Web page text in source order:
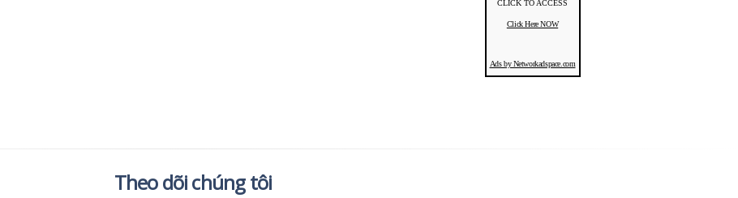
CLICK TO ACCESS
Click Here NOW
Ads by Networkadspace.com
Theo dõi chúng tôi